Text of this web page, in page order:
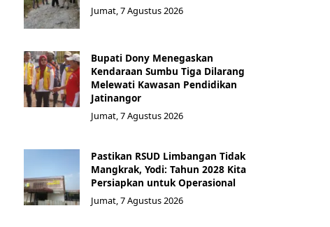
Jumat, 7 Agustus 2026
Bupati Dony Menegaskan
Kendaraan Sumbu Tiga Dilarang
Melewati Kawasan Pendidikan
Jatinangor
Jumat, 7 Agustus 2026
Pastikan RSUD Limbangan Tidak
Mangkrak, Yodi: Tahun 2028 Kita
Persiapkan untuk Operasional
Jumat, 7 Agustus 2026